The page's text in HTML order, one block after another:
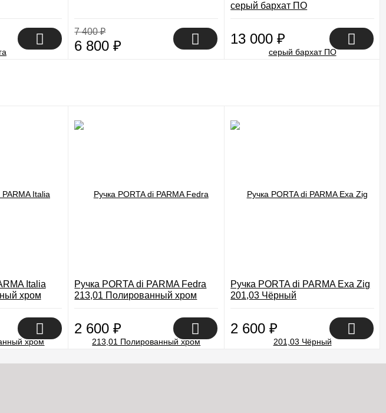
7 400₽
6 800₽
серый бархат ПО
13 000₽
Italia
хром
Ручка PORTA di PARMA Fedra
213,01 Полированный хром
2 600₽
Ручка PORTA di PARMA Exa Zig
201,03 Чёрный
2 600₽